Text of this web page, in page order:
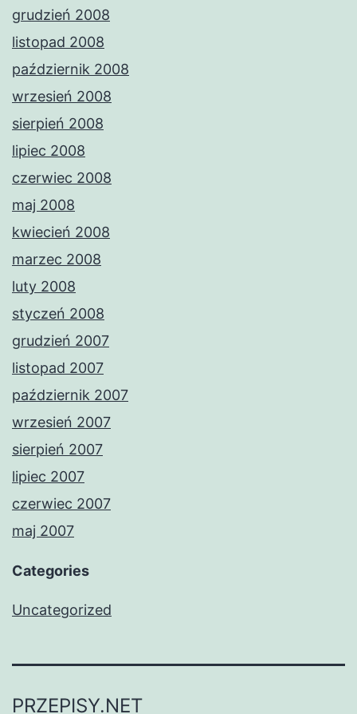
grudzień 2008
listopad 2008
październik 2008
wrzesień 2008
sierpień 2008
lipiec 2008
czerwiec 2008
maj 2008
kwiecień 2008
marzec 2008
luty 2008
styczeń 2008
grudzień 2007
listopad 2007
październik 2007
wrzesień 2007
sierpień 2007
lipiec 2007
czerwiec 2007
maj 2007
Categories
Uncategorized
PRZEPISY.NET